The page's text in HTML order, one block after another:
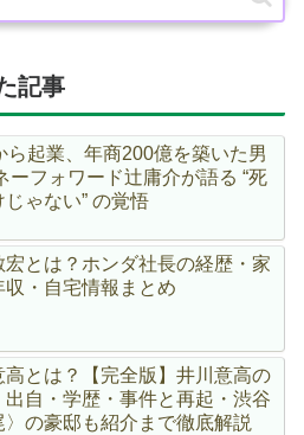
記事
ら起業、年商200億を築いた男
フォワード辻庸介が語る “死
じゃない” の覚悟
宏とは？ホンダ社長の経歴・家
収・自宅情報まとめ
高とは？【完全版】井川意高の
出自・学歴・事件と再起・渋谷
〉の豪邸も紹介まで徹底解説